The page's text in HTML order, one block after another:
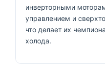
инверторными
управлением и
что делает их
холода.